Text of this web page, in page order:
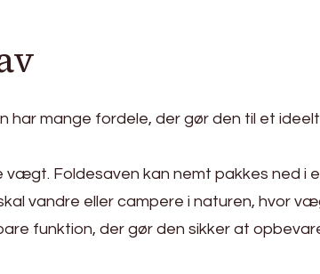
har mange fordele, der gør den til et
Foldesaven kan nemt pakkes ned i
vandre eller campere i naturen, hvor
funktion, der gør den sikker at